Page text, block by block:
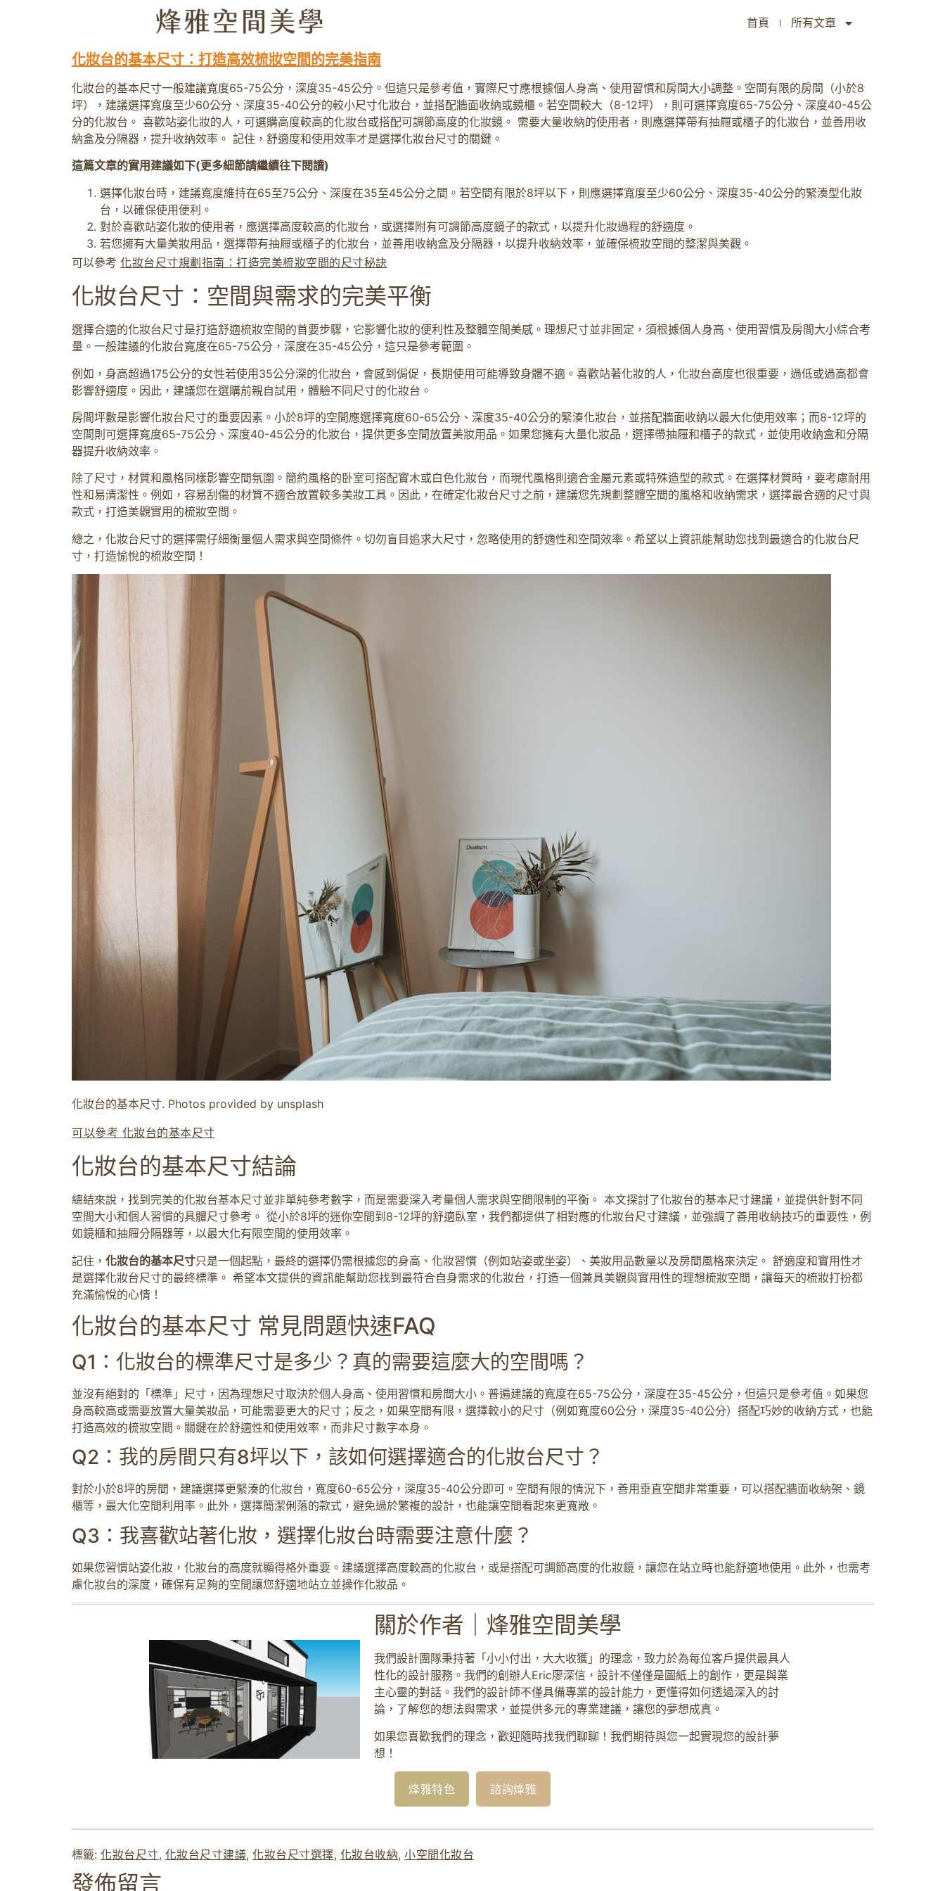
首頁 所有文章
化妝台的基本尺寸：打造高效梳妝空間的完美指南
化妝台的基本尺寸一般建議寬度65-75公分，深度35-45公分。但這只是參考值，實際尺寸應根據個人身高、使用習慣和房間大小調整。空間有限的房間（小於8
坪），建議選擇寬度至少60公分、深度35-40公分的較小尺寸化妝台，並搭配牆面收納或鏡櫃。若空間較大（8-12坪），則可選擇寬度65-75公分、深度40-45公
分的化妝台。 喜歡站姿化妝的人，可選購高度較高的化妝台或搭配可調節高度的化妝鏡。 需要大量收納的使用者，則應選擇帶有抽屜或櫃子的化妝台，並善用收
納盒及分隔器，提升收納效率。 記住，舒適度和使用效率才是選擇化妝台尺寸的關鍵。
這篇文章的實用建議如下(更多細節請繼續往下閱讀)
選擇化妝台時，建議寬度維持在65至75公分、深度在35至45公分之間。若空間有限於8坪以下，則應選擇寬度至少60公分、深度35-40公分的緊湊型化妝
台，以確保使用便利。
對於喜歡站姿化妝的使用者，應選擇高度較高的化妝台，或選擇附有可調節高度鏡子的款式，以提升化妝過程的舒適度。
若您擁有大量美妝用品，選擇帶有抽屜或櫃子的化妝台，並善用收納盒及分隔器，以提升收納效率，並確保梳妝空間的整潔與美觀。
可以參考 化妝台尺寸規劃指南：打造完美梳妝空間的尺寸秘訣
化妝台尺寸：空間與需求的完美平衡
選擇合適的化妝台尺寸是打造舒適梳妝空間的首要步驟，它影響化妝的便利性及整體空間美感。理想尺寸並非固定，須根據個人身高、使用習慣及房間大小綜合考
量。一般建議的化妝台寬度在65-75公分，深度在35-45公分，這只是參考範圍。
例如，身高超過175公分的女性若使用35公分深的化妝台，會感到侷促，長期使用可能導致身體不適。喜歡站著化妝的人，化妝台高度也很重要，過低或過高都會
影響舒適度。因此，建議您在選購前親自試用，體驗不同尺寸的化妝台。
房間坪數是影響化妝台尺寸的重要因素。小於8坪的空間應選擇寬度60-65公分、深度35-40公分的緊湊化妝台，並搭配牆面收納以最大化使用效率；而8-12坪的
空間則可選擇寬度65-75公分、深度40-45公分的化妝台，提供更多空間放置美妝用品。如果您擁有大量化妝品，選擇帶抽屜和櫃子的款式，並使用收納盒和分隔
器提升收納效率。
除了尺寸，材質和風格同樣影響空間氛圍。簡約風格的卧室可搭配實木或白色化妝台，而現代風格則適合金屬元素或特殊造型的款式。在選擇材質時，要考慮耐用
性和易清潔性。例如，容易刮傷的材質不適合放置較多美妝工具。因此，在確定化妝台尺寸之前，建議您先規劃整體空間的風格和收納需求，選擇最合適的尺寸與
款式，打造美觀實用的梳妝空間。
總之，化妝台尺寸的選擇需仔細衡量個人需求與空間條件。切勿盲目追求大尺寸，忽略使用的舒適性和空間效率。希望以上資訊能幫助您找到最適合的化妝台尺
寸，打造愉悅的梳妝空間！
化妝台的基本尺寸. Photos provided by unsplash
可以參考 化妝台的基本尺寸
化妝台的基本尺寸結論
總結來說，找到完美的化妝台基本尺寸並非單純參考數字，而是需要深入考量個人需求與空間限制的平衡。 本文探討了化妝台的基本尺寸建議，並提供針對不同
空間大小和個人習慣的具體尺寸參考。 從小於8坪的迷你空間到8-12坪的舒適臥室，我們都提供了相對應的化妝台尺寸建議，並強調了善用收納技巧的重要性，例
如鏡櫃和抽屜分隔器等，以最大化有限空間的使用效率。
記住， 化妝台的基本尺寸只是一個起點，最終的選擇仍需根據您的身高、化妝習慣（例如站姿或坐姿）、美妝用品數量以及房間風格來決定。 舒適度和實用性才
是選擇化妝台尺寸的最終標準。 希望本文提供的資訊能幫助您找到最符合自身需求的化妝台，打造一個兼具美觀與實用性的理想梳妝空間，讓每天的梳妝打扮都
充滿愉悅的心情！
化妝台的基本尺寸 常見問題快速FAQ
Q1：化妝台的標準尺寸是多少？真的需要這麼大的空間嗎？
並沒有絕對的「標準」尺寸，因為理想尺寸取決於個人身高、使用習慣和房間大小。普遍建議的寬度在65-75公分，深度在35-45公分，但這只是參考值。如果您
身高較高或需要放置大量美妝品，可能需要更大的尺寸；反之，如果空間有限，選擇較小的尺寸（例如寬度60公分，深度35-40公分）搭配巧妙的收納方式，也能
打造高效的梳妝空間。關鍵在於舒適性和使用效率，而非尺寸數字本身。
Q2：我的房間只有8坪以下，該如何選擇適合的化妝台尺寸？
對於小於8坪的房間，建議選擇更緊湊的化妝台，寬度60-65公分，深度35-40公分即可。空間有限的情況下，善用垂直空間非常重要，可以搭配牆面收納架、鏡
櫃等，最大化空間利用率。此外，選擇簡潔俐落的款式，避免過於繁複的設計，也能讓空間看起來更寬敞。
Q3：我喜歡站著化妝，選擇化妝台時需要注意什麼？
如果您習慣站姿化妝，化妝台的高度就顯得格外重要。建議選擇高度較高的化妝台，或是搭配可調節高度的化妝鏡，讓您在站立時也能舒適地使用。此外，也需考
慮化妝台的深度，確保有足夠的空間讓您舒適地站立並操作化妝品。
關於作者｜烽雅空間美學
我們設計團隊秉持著「小小付出，大大收獲」的理念，致力於為每位客戶提供最具人
性化的設計服務。我們的創辦人Eric廖深信，設計不僅僅是圖紙上的創作，更是與業
主心靈的對話。我們的設計師不僅具備專業的設計能力，更懂得如何透過深入的討
論，了解您的想法與需求，並提供多元的專業建議，讓您的夢想成真。
如果您喜歡我們的理念，歡迎隨時找我們聊聊！我們期待與您一起實現您的設計夢
想！
烽雅特色 諮詢烽雅
標籤: 化妝台尺寸, 化妝台尺寸建議, 化妝台尺寸選擇, 化妝台收納, 小空間化妝台
發佈留言